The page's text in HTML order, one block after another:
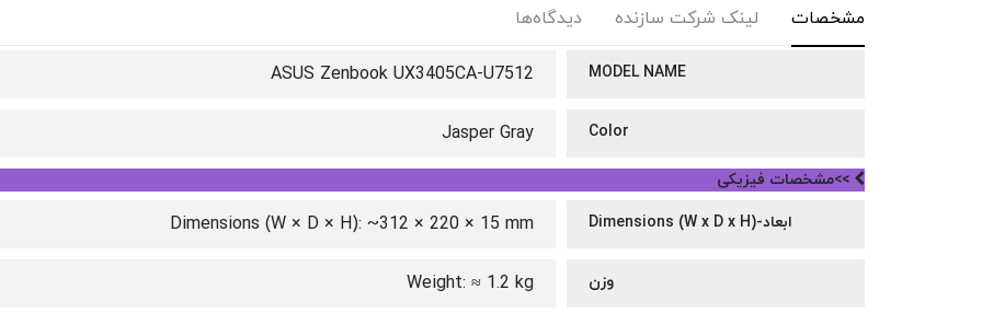
مشخصات لینک شرکت سازنده دیدگاه‌ها
MODEL NAME
ASUS Zenbook UX3405CA-U7512
Color
Jasper Gray
>>مشخصات فیزیکی
ابعاد-Dimensions (W x D x H) Dimensions (W × D × H): ~312 × 220 × 15 mm
وزن Weight: ≈ 1.2 kg